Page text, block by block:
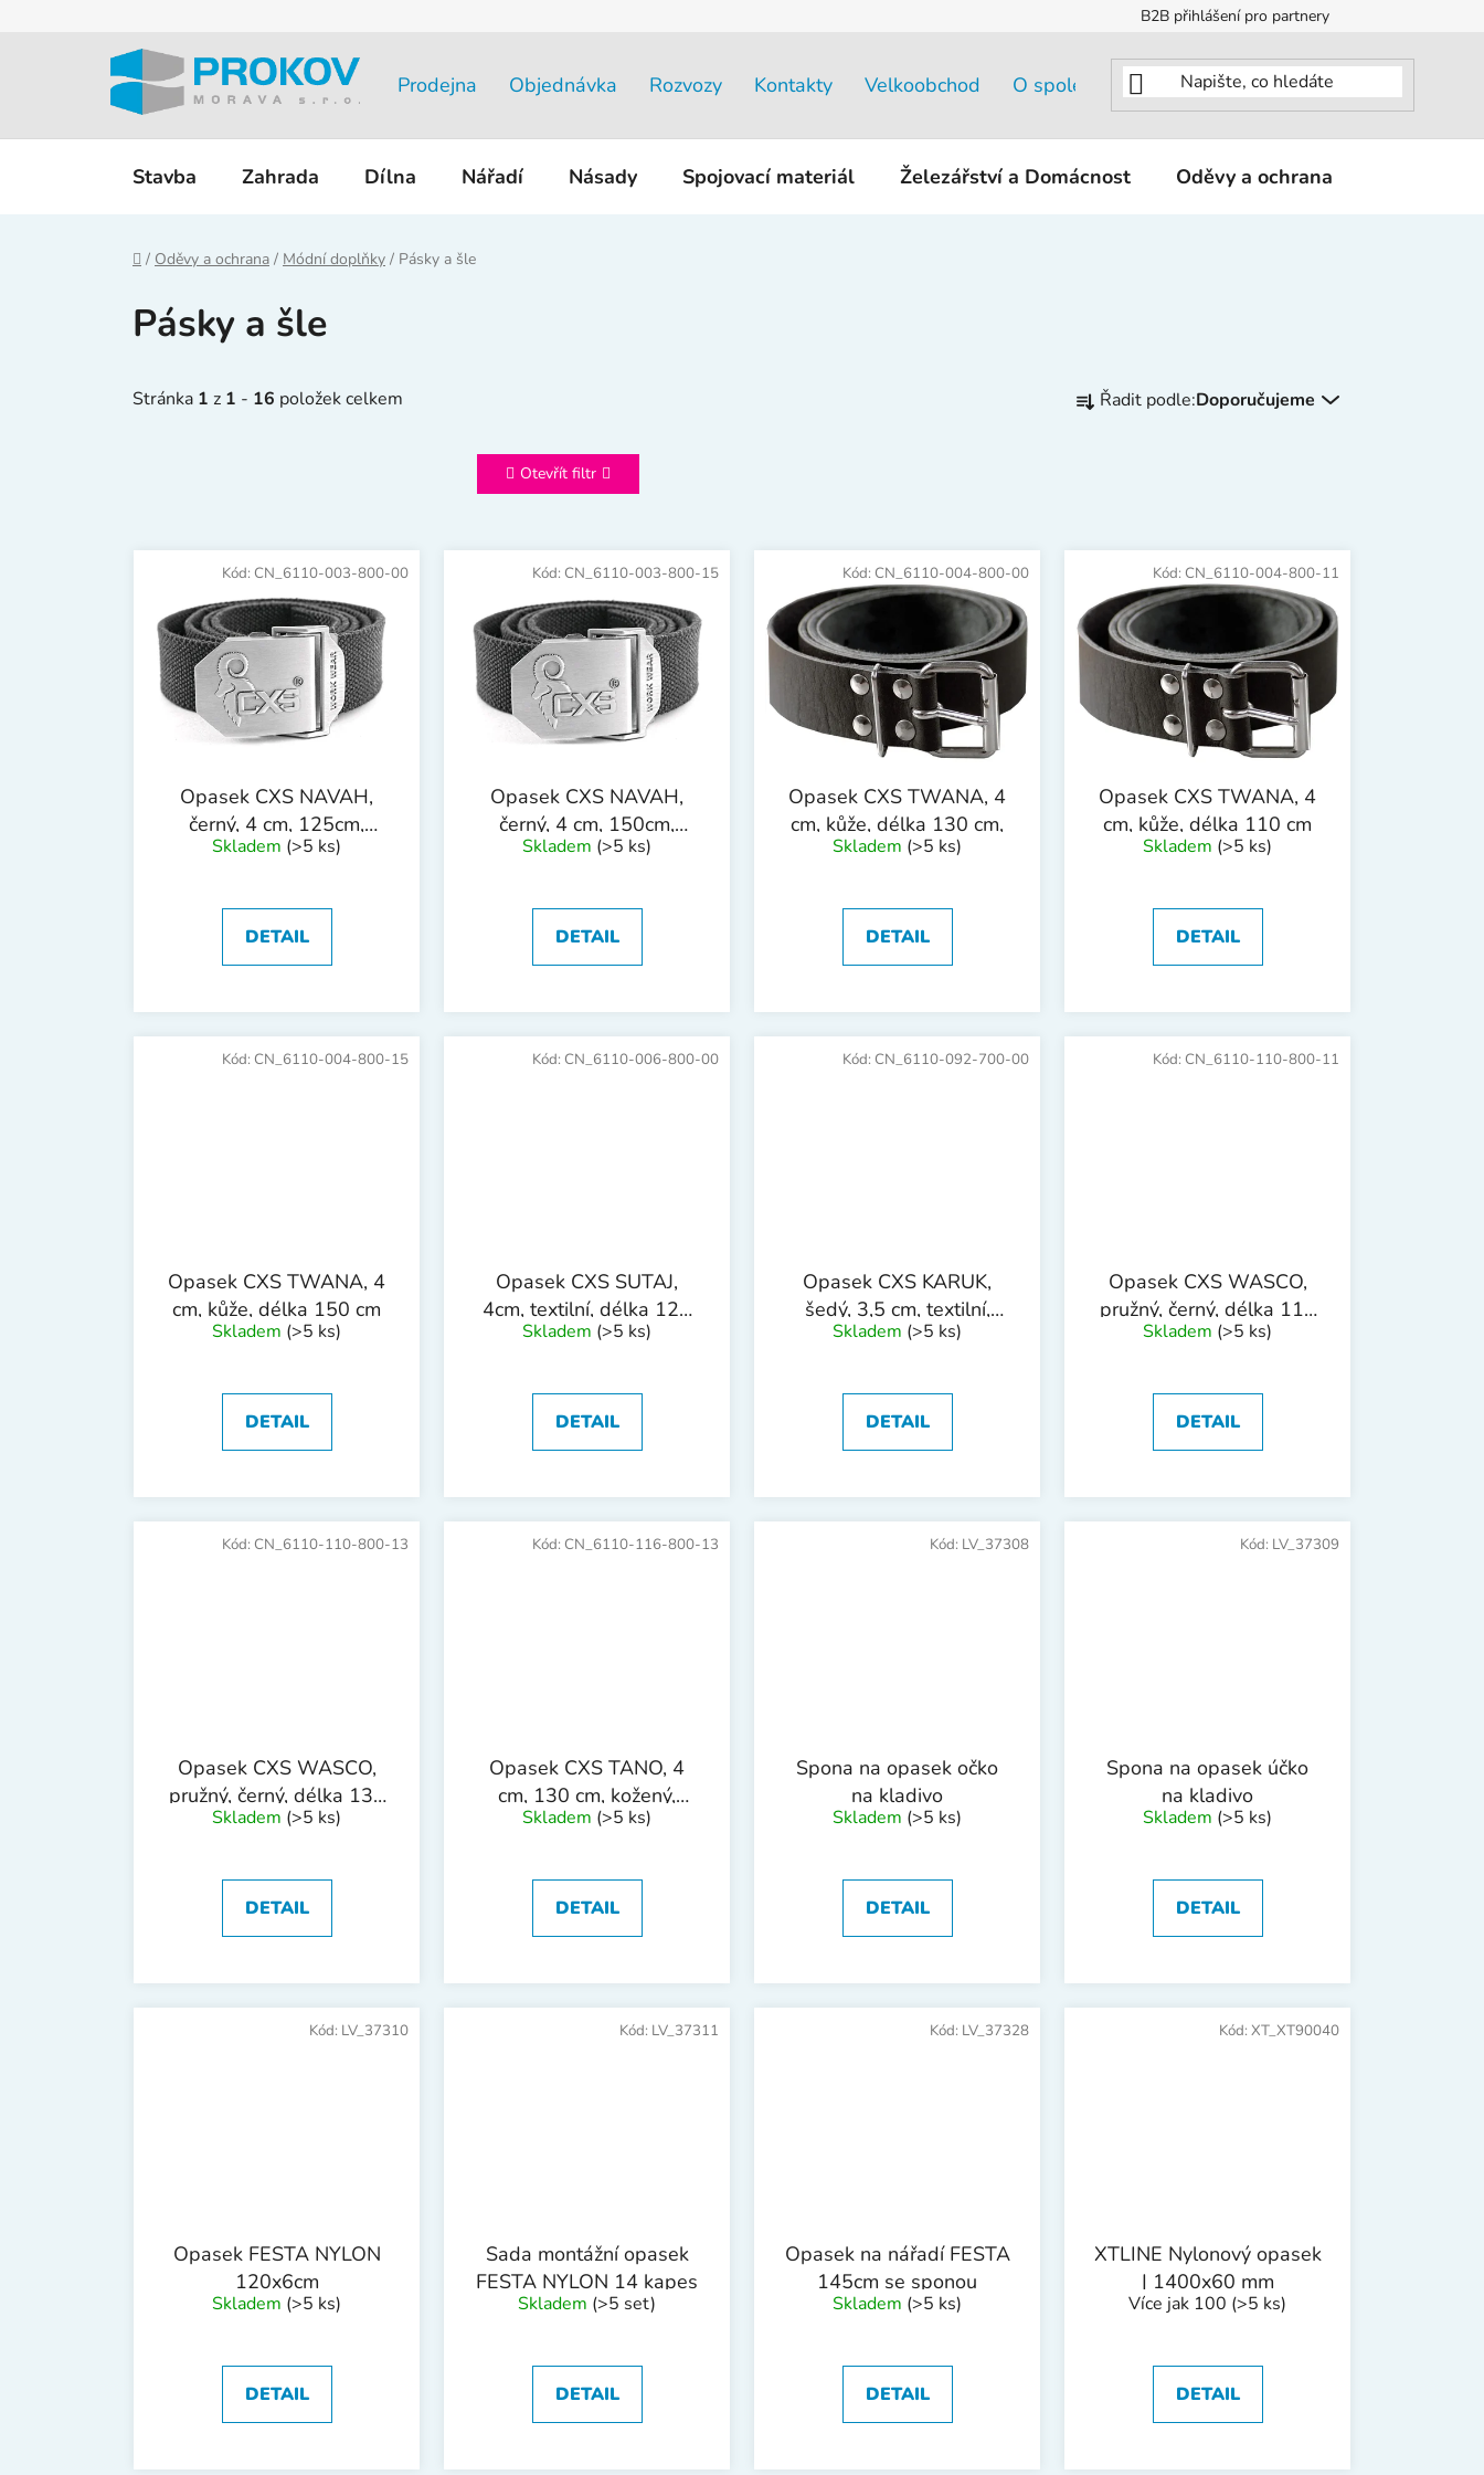
B2B přihlášení pro partnery
Prodejna Objednávka Rozvozy Kontakty Velkoobchod O společnosti
Stavba Zahrada Dílna Nářadí Násady Spojovací materiál Železářství a Domácnost Oděvy a ochrana
Domů
/ Oděvy a ochrana / Módní doplňky / Pásky a šle
Pásky a šle
Stránka 1 z 1 - 16 položek celkem
a
p
o
d
u
k
Řadit podle:Doporučujeme
Otevřít filtr
V
Opasek CXS NAVAH,
černý, 4 cm, 125cm,
textilní, spona s logem
Skladem (>5 ks)
DETAIL
Kód: CN_6110-003-800-00
Opasek CXS NAVAH,
černý, 4 cm, 150cm,
textilní, spona s logem
Skladem (>5 ks)
DETAIL
Kód: CN_6110-003-800-15
Opasek CXS TWANA, 4
cm, kůže, délka 130 cm,
Skladem (>5 ks)
DETAIL
Kód: CN_6110-004-800-00
Opasek CXS TWANA, 4
cm, kůže, délka 110 cm
Skladem (>5 ks)
DETAIL
Kód: CN_6110-004-800-11
Opasek CXS TWANA, 4
cm, kůže, délka 150 cm
Skladem (>5 ks)
DETAIL
Kód: CN_6110-004-800-15
Opasek CXS SUTAJ,
4cm, textilní, délka 125
cm
Skladem (>5 ks)
DETAIL
Kód: CN_6110-006-800-00
Opasek CXS KARUK,
šedý, 3,5 cm, textilní,
spona s logem CXS
Skladem (>5 ks)
DETAIL
Kód: CN_6110-092-700-00
Opasek CXS WASCO,
pružný, černý, délka 110
cm
Skladem (>5 ks)
DETAIL
Kód: CN_6110-110-800-11
Opasek CXS WASCO,
pružný, černý, délka 130
cm
Skladem (>5 ks)
DETAIL
Kód: CN_6110-110-800-13
Opasek CXS TANO, 4
cm, 130 cm, kožený,
nastavitelná spona, černý
Skladem (>5 ks)
DETAIL
Kód: CN_6110-116-800-13
Spona na opasek očko
na kladivo
Skladem (>5 ks)
DETAIL
Kód: LV_37308
Spona na opasek účko
na kladivo
Skladem (>5 ks)
DETAIL
Kód: LV_37309
Opasek FESTA NYLON
120x6cm
Skladem (>5 ks)
DETAIL
Kód: LV_37310
Sada montážní opasek
FESTA NYLON 14 kapes
Skladem (>5 set)
DETAIL
Kód: LV_37311
Opasek na nářadí FESTA
145cm se sponou
Skladem (>5 ks)
DETAIL
Kód: LV_37328
XTLINE Nylonový opasek
| 1400x60 mm
Více jak 100 (>5 ks)
DETAIL
Kód: XT_XT90040